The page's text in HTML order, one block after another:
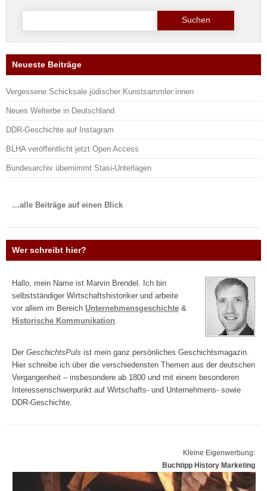
Suche
Neueste Beiträge
Vergessene Schicksale jüdischer Kunstsammler:innen
Neues Welterbe in Deutschland
DDR-Geschichte auf Instagram
BLHA veröffentlicht jetzt Open Access
Bundesarchiv übernimmt Stasi-Unterlagen
…alle Beiträge auf einen Blick
Wer schreibt hier?
Hallo, mein Name ist Marvin Brendel. Ich bin
selbstständiger Wirtschaftshistoriker und arbeite
vor allem im Bereich Unternehmensgeschichte &
Historische Kommunikation
Der GeschichtsPuls ist mein ganz persönliches Geschichtsmagazin.
Hier schreibe ich über die verschiedensten Themen aus der deutschen
Vergangenheit – insbesondere ab 1800 und mit einem besonderen
Interessenschwerpunkt auf Wirtschafts- und Unternehmens- sowie
DDR-Geschichte.
Kleine Eigenwerbung:
Buchtipp History Marketing